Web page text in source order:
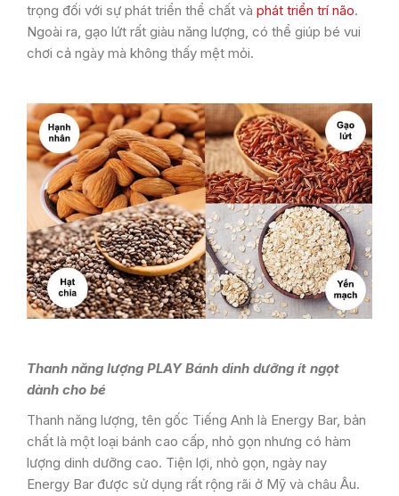
trọng đối với sự phát triển thể chất và phát triển trí não.
Ngoài ra, gạo lứt rất giàu năng lượng, có thể giúp bé vui
chơi cả ngày mà không thấy mệt mỏi.
Thanh năng lượng PLAY Bánh dinh dưỡng ít ngọt
dành cho bé
Thanh năng lượng, tên gốc Tiếng Anh là Energy Bar, bản
chất là một loại bánh cao cấp, nhỏ gọn nhưng có hàm
lượng dinh dưỡng cao. Tiện lợi, nhỏ gọn, ngày nay
Energy Bar được sử dụng rất rộng rãi ở Mỹ và châu Âu.